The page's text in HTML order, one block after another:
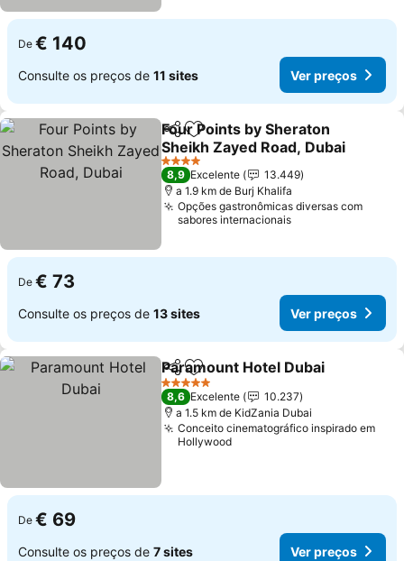
De € 140
Consulte os preços de 11 sites Ver preços
PartilharAdicionar aos favoritos
Four Points by Sheraton
Sheikh Zayed Road, Dubai
4 Estrelas
8,9 Excelente
13.449
a 1.9 km de Burj Khalifa
Opções gastronômicas diversas com
sabores internacionais
De € 73
Consulte os preços de 13 sites Ver preços
PartilharAdicionar aos favoritos
Paramount Hotel Dubai
5 Estrelas
8,6 Excelente
10.237
a 1.5 km de KidZania Dubai
Conceito cinematográfico inspirado em
Hollywood
De € 69
Consulte os preços de 7 sites Ver preços